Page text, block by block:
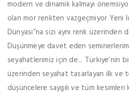
modern ve dinamik kalmayı
olan mor renkten vazgeçmiyor Yeni
Dünyası”na sizi aynı renk üzerinden
Düşünmeye davet eden
seyahatlerimiz için de... Türkiye’nin
üzerinden seyahat tasarlayan ilk ve
düşüncelere saygılı ve tüm kesimleri